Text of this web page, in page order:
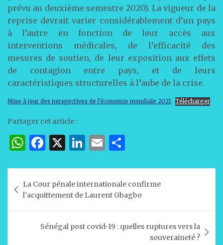
prévu au deuxième semestre 2020). La vigueur de la
reprise devrait varier considérablement d’un pays
à l’autre en fonction de leur accès aux
interventions médicales, de l’efficacité des
mesures de soutien, de leur exposition aux effets
de contagion entre pays, et de leurs
caractéristiques structurelles à l’aube de la crise.
Mise à jour des perspectives de l’économie mondiale 2021 Télécharger
Partager cet article :
W
at
s
A
F
c
e
b
o
X
Li
k
e
dI
n
E
ai
l
ta
g
er
de
l’article
La Cour pénale internationale confirme
l’acquittement de Laurent Gbagbo
Sénégal post covid-19 : quelles ruptures vers la
souveraineté ?